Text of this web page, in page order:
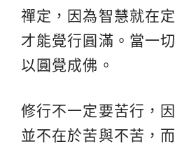
禪定，因為智慧就在
才能覺行圓滿。當一
以圓覺成佛。
修行不一定要苦行，
並不在於苦與不苦，